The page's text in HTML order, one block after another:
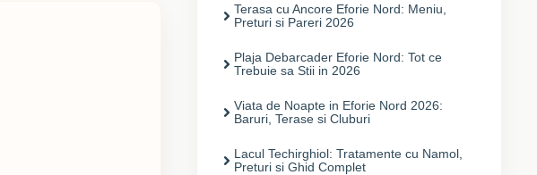
Terasa cu Ancore Eforie Nord: Meniu,
Preturi si Pareri 2026
Plaja Debarcader Eforie Nord: Tot ce
Trebuie sa Stii in 2026
Viata de Noapte in Eforie Nord 2026:
Baruri, Terase si Cluburi
Lacul Techirghiol: Tratamente cu Namol,
Preturi si Ghid Complet